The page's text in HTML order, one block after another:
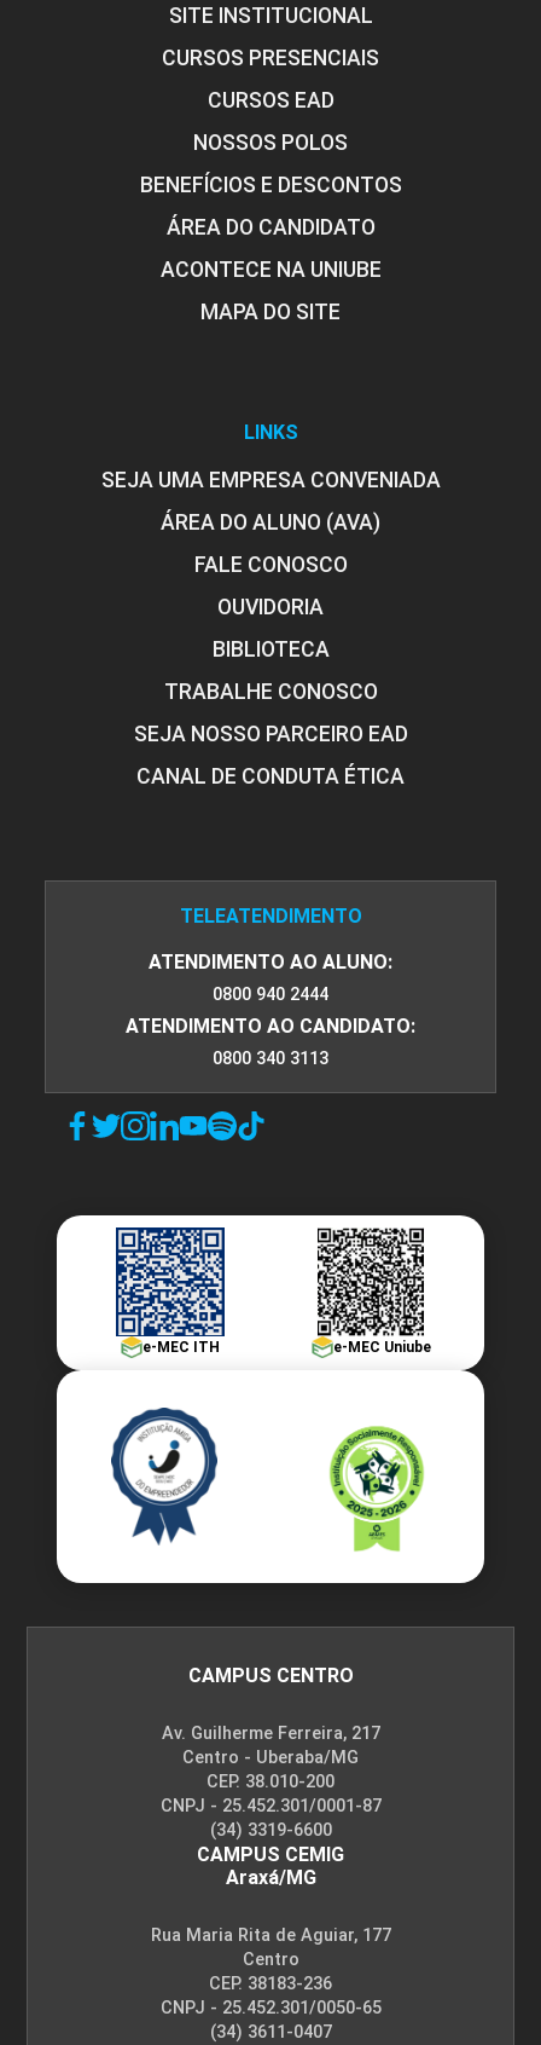
SITE INSTITUCIONAL
CURSOS PRESENCIAIS
CURSOS EAD
NOSSOS POLOS
BENEFÍCIOS E DESCONTOS
ÁREA DO CANDIDATO
ACONTECE NA UNIUBE
MAPA DO SITE
LINKS
SEJA UMA EMPRESA CONVENIADA
ÁREA DO ALUNO (AVA)
FALE CONOSCO
OUVIDORIA
BIBLIOTECA
TRABALHE CONOSCO
SEJA NOSSO PARCEIRO EAD
CANAL DE CONDUTA ÉTICA
TELEATENDIMENTO
ATENDIMENTO AO ALUNO:
0800 940 2444
ATENDIMENTO AO CANDIDATO:
0800 340 3113
e-MEC ITH e-MEC Uniube
CAMPUS CENTRO
Av. Guilherme Ferreira, 217
Centro - Uberaba/MG
CEP. 38.010-200
CNPJ - 25.452.301/0001-87
(34) 3319-6600
CAMPUS CEMIG
Araxá/MG
Rua Maria Rita de Aguiar, 177
Centro
CEP. 38183-236
CNPJ - 25.452.301/0050-65
(34) 3611-0407